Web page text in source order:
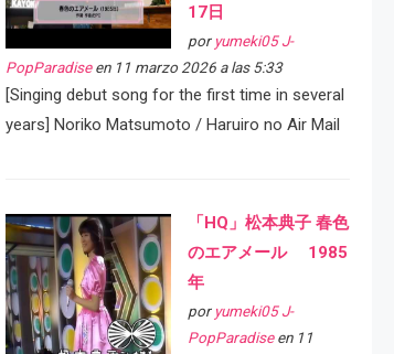
17日
por yumeki05 J-
PopParadiseen 11 marzo 2026 a las 5:33
[Singing debut song for the first time in several
years] Noriko Matsumoto / Haruiro no Air Mail
「HQ」松本典子 春色
のエアメール 1985
年
por yumeki05 J-
PopParadiseen 11